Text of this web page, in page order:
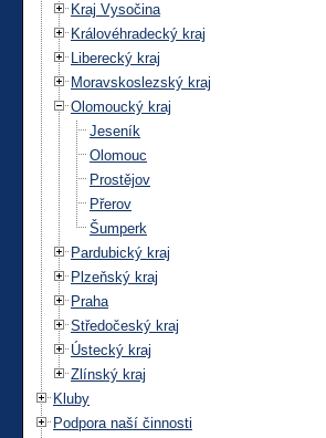
Kraj Vysočina
Královéhradecký kraj
Liberecký kraj
Moravskoslezský kraj
Olomoucký kraj
Jeseník
Olomouc
Prostějov
Přerov
Šumperk
Pardubický kraj
Plzeňský kraj
Praha
Středočeský kraj
Ústecký kraj
Zlínský kraj
Kluby
Podpora naší činnosti